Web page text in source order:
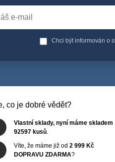
Chci být informován o
co je dobré vědět?
Vlastní sklady, nyní máme skladem
92597 kusů.
Víte, že máme již od 2 999 Kč
DOPRAVU ZDARMA?